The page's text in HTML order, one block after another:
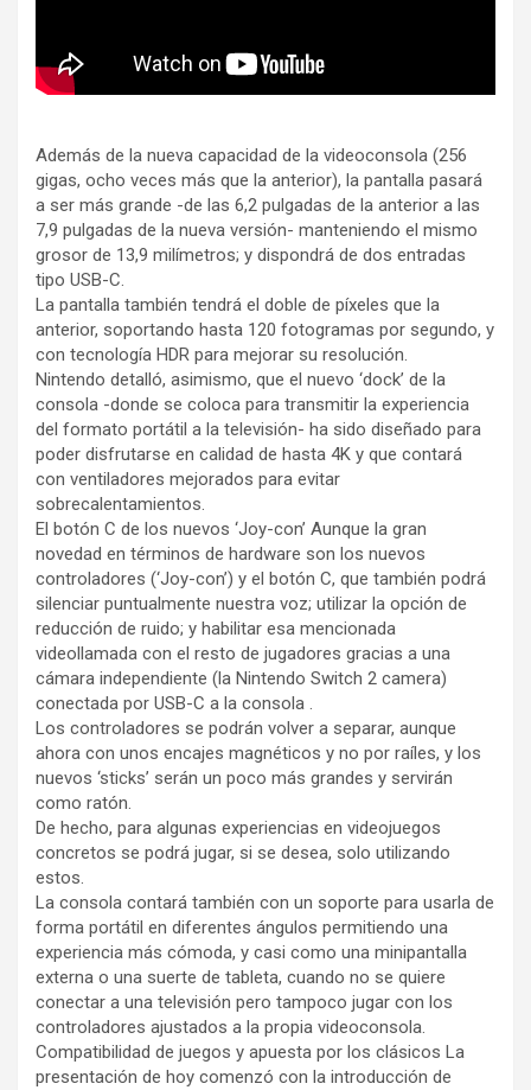
Además de la nueva capacidad de la videoconsola (256
gigas, ocho veces más que la anterior), la pantalla pasará
a ser más grande -de las 6,2 pulgadas de la anterior a las
7,9 pulgadas de la nueva versión- manteniendo el mismo
grosor de 13,9 milímetros; y dispondrá de dos entradas
tipo USB-C.
La pantalla también tendrá el doble de píxeles que la
anterior, soportando hasta 120 fotogramas por segundo, y
con tecnología HDR para mejorar su resolución.
Nintendo detalló, asimismo, que el nuevo ‘dock’ de la
consola -donde se coloca para transmitir la experiencia
del formato portátil a la televisión- ha sido diseñado para
poder disfrutarse en calidad de hasta 4K y que contará
con ventiladores mejorados para evitar
sobrecalentamientos.
El botón C de los nuevos ‘Joy-con’ Aunque la gran
novedad en términos de hardware son los nuevos
controladores (‘Joy-con’) y el botón C, que también podrá
silenciar puntualmente nuestra voz; utilizar la opción de
reducción de ruido; y habilitar esa mencionada
videollamada con el resto de jugadores gracias a una
cámara independiente (la Nintendo Switch 2 camera)
conectada por USB-C a la consola .
Los controladores se podrán volver a separar, aunque
ahora con unos encajes magnéticos y no por raíles, y los
nuevos ‘sticks’ serán un poco más grandes y servirán
como ratón.
De hecho, para algunas experiencias en videojuegos
concretos se podrá jugar, si se desea, solo utilizando
estos.
La consola contará también con un soporte para usarla de
forma portátil en diferentes ángulos permitiendo una
experiencia más cómoda, y casi como una minipantalla
externa o una suerte de tableta, cuando no se quiere
conectar a una televisión pero tampoco jugar con los
controladores ajustados a la propia videoconsola.
Compatibilidad de juegos y apuesta por los clásicos La
presentación de hoy comenzó con la introducción de